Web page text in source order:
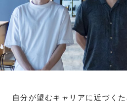
自分が望むキャリアに近づく